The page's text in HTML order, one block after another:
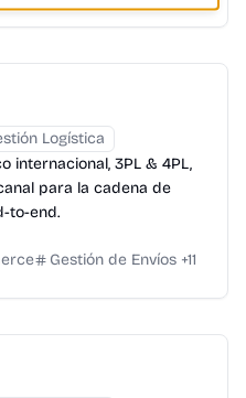
Logística
internacional, 3PL & 4PL,
para la cadena de
to-end.
Gestión de Envíos +11